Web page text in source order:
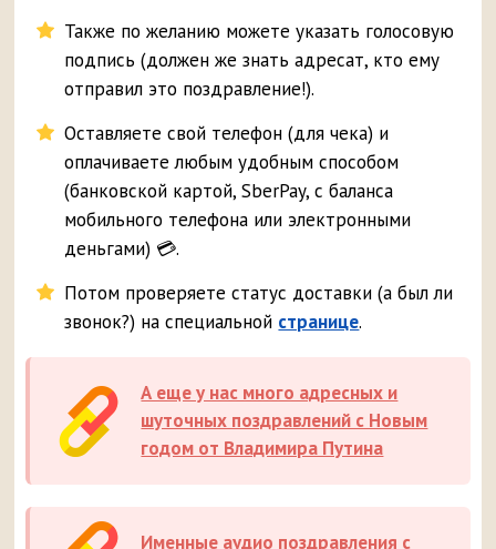
Также по желанию можете указать голосовую
подпись (должен же знать адресат, кто ему
отправил это поздравление!).
Оставляете свой телефон (для чека) и
оплачиваете любым удобным способом
(банковской картой, SberPay, с баланса
мобильного телефона или электронными
деньгами) 💳.
Потом проверяете статус доставки (а был ли
звонок?) на специальной странице.
А еще у нас много адресных и
шуточных поздравлений с Новым
годом от Владимира Путина
Именные аудио поздравления с